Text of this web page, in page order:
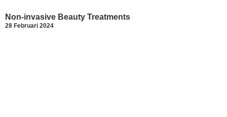
Non-invasive Beauty Treatments
28 Februari 2024